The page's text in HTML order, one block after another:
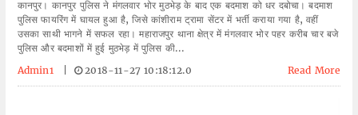
कानपुर। कानपुर पुलिस ने मंगलवार भोर मुठभेड़ के बाद एक बदमाश को धर दबोचा। बदमाश
पुलिस फायरिंग में घायल हुआ है, जिसे कांशीराम ट्रामा सेंटर में भर्ती कराया गया है, वहीं
उसका साथी भागने में सफल रहा। महाराजपुर थाना क्षेत्र में मंगलवार भोर पहर करीब चार बजे
पुलिस और बदमाशों में हुई मुठभेड़ में पुलिस की...
Admin1
2018-11-27 10:18:12.0 Read More